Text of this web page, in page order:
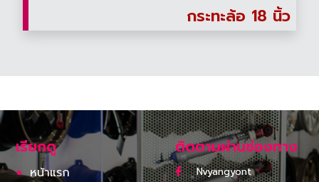
กระทะล้อ 18 นิ้ว
เรียกดู
หน้าแรก
ติดตามผ่านช่องทาง
Nvyangyont